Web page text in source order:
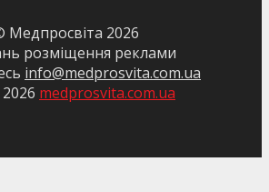
Медпросвіта 2026
розміщення реклами
info@medprosvita.com.ua
2026 medprosvita.com.ua